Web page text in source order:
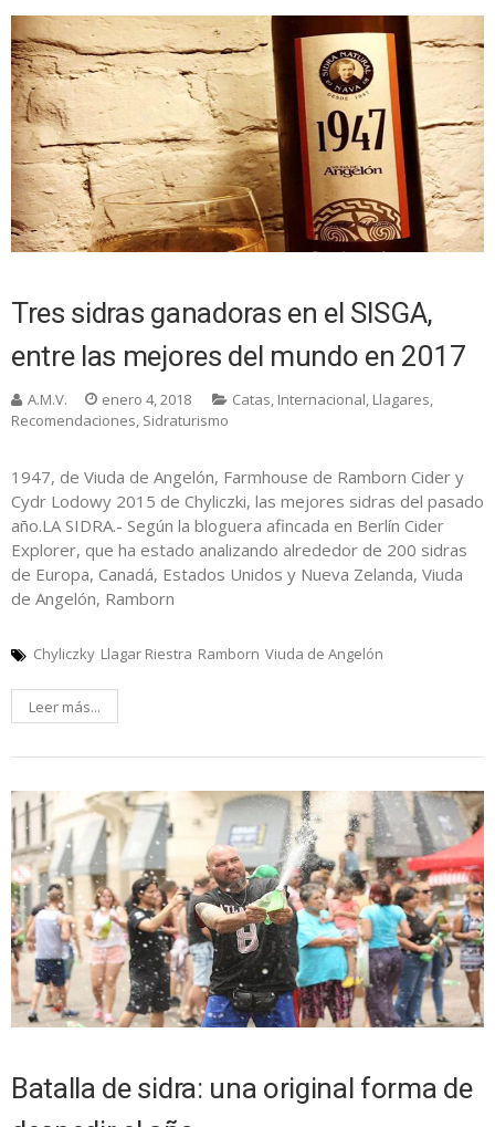
Tres sidras ganadoras en el SISGA,
entre las mejores del mundo en 2017
A.M.V. enero 4, 2018 Catas, Internacional, Llagares,
Recomendaciones, Sidraturismo
1947, de Viuda de Angelón, Farmhouse de Ramborn Cider y
Cydr Lodowy 2015 de Chyliczki, las mejores sidras del pasado
año.LA SIDRA.- Según la bloguera afincada en Berlín Cider
Explorer, que ha estado analizando alrededor de 200 sidras
de Europa, Canadá, Estados Unidos y Nueva Zelanda, Viuda
de Angelón, Ramborn
Chyliczky Llagar Riestra Ramborn Viuda de Angelón
Leer más...
Batalla de sidra: una original forma de